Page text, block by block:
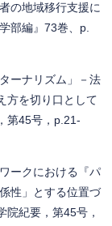
の地域移行支援に
部編』73巻、p.
ーナリズム」－法
方を切り口として
第45号，p.21-
ークにおける『パ
性」とする位置づ
院紀要，第45号，